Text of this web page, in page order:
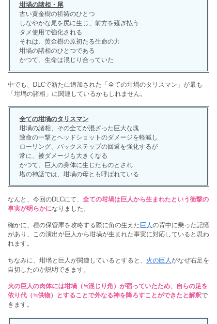
坩堝の諸相・尾
古い黄金樹の祈祷のひとつ
しなやかな尾を尻に生じ、前方を薙ぎ払う
タメ使用で強化される
それは、黄金樹の原初たる生命の力
坩堝の諸相のひとつである
かつて、生命は混じり合っていた
中でも、DLCで新たに追加された「全ての坩堝のタリスマン」が最も
「坩堝の諸相」に関連しているかもしれません。
全ての坩堝のタリスマン
坩堝の諸相、その全てが混ざった巨大な塊
致命の一撃とヘッドショットのダメージを軽減し
ローリング、バックステップの回避を強化するが
常に、被ダメージも大きくなる
かつて、巨人の身体に生じたものとされ
塔の神話では、坩堝の母とも呼ばれている
なんと、今回のDLCにて、 全ての坩堝は巨人から生まれたという衝撃の
事実が明らかになりました。
確かに、種の保管庫を攻略する際に角の生えた 巨人の背中に乗った記憶
があり、この演出が巨人から坩堝が生まれた事実に対応していると思わ
れます。
ちなみに、坩堝と巨人が関連しているとすると、 火の巨人 がなぜ右足を
自切したのか説明できます。
火の巨人の肉体には坩堝（≒混じり角）が宿っていたため、自らの足を
依り代（≒供物）とすることで外なる神を降ろすことができたと解釈で
きます。